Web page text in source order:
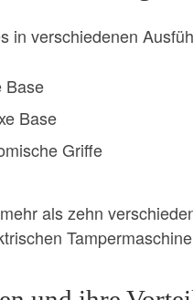
in verschiedenen
Base
Base
Griffe
als zehn